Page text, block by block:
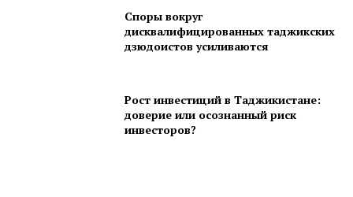
Споры вокруг
дисквалифицированных таджикских
дзюдоистов усиливаются
Рост инвестиций в Таджикистане:
доверие или осознанный риск
инвесторов?